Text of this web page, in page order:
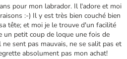
pour mon labrador. Il l'adore et moi
:-) Il y est très bien couché bien
tête; et moi je le trouve d'un facilité
un petit coup de loque une fois de
sent pas mauvais, ne se salit pas et
absolument pas mon achat!